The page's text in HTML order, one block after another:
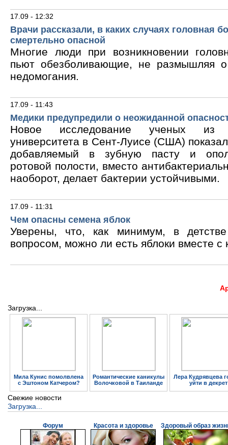
17.09 - 12:32
Врачи рассказали, в каких случаях головная
смертельно опасной
Многие люди при возникновении
пьют обезболивающие, не размышляя о
недомогания.
17.09 - 11:43
Медики предупредили о неожиданной
Новое исследование ученых из
университета в Сент-Луисе (США)
добавляемый в зубную пасту и
ротовой полости, вместо
наоборот, делает бактерии устойчивыми.
17.09 - 11:31
Чем опасны семена яблок
Уверены, что, как минимум, в
вопросом, можно ли есть яблоки вместе с
Загрузка...
Мила Кунис помолвлена
с Эштоном Катчером?
Романтические каникулы
Волочковой в Таиланде
Лера Кудрявцева
уйти в декрет
Свежие новости
Загрузка...
Форум Красота и здоровье Здоровый образ